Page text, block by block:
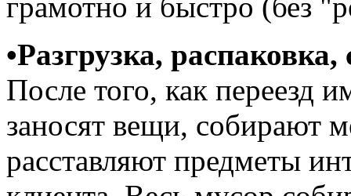
•Разгрузка,
После того, как переезд
заносят вещи, собирают
расставляют предметы